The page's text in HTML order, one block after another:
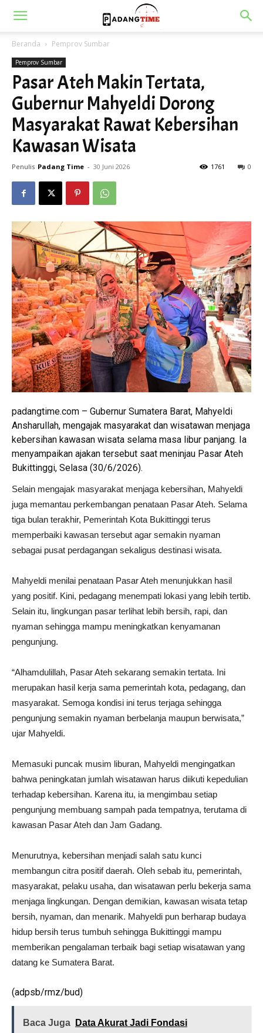
Beranda Pemprov Sumbar
Pemprov Sumbar
Pasar Ateh Makin Tertata,
Gubernur Mahyeldi Dorong
Masyarakat Rawat Kebersihan
Kawasan Wisata
Penulis Padang Time - 30 Juni 2026 0
1761
padangtime.com – Gubernur Sumatera Barat, Mahyeldi
Ansharullah, mengajak masyarakat dan wisatawan menjaga
kebersihan kawasan wisata selama masa libur panjang. Ia
menyampaikan ajakan tersebut saat meninjau Pasar Ateh
Bukittinggi, Selasa (30/6/2026).
Selain mengajak masyarakat menjaga kebersihan, Mahyeldi
juga memantau perkembangan penataan Pasar Ateh. Selama
tiga bulan terakhir, Pemerintah Kota Bukittinggi terus
memperbaiki kawasan tersebut agar semakin nyaman
sebagai pusat perdagangan sekaligus destinasi wisata.
Mahyeldi menilai penataan Pasar Ateh menunjukkan hasil
yang positif. Kini, pedagang menempati lokasi yang lebih tertib.
Selain itu, lingkungan pasar terlihat lebih bersih, rapi, dan
nyaman sehingga mampu meningkatkan kenyamanan
pengunjung.
“Alhamdulillah, Pasar Ateh sekarang semakin tertata. Ini
merupakan hasil kerja sama pemerintah kota, pedagang, dan
masyarakat. Semoga kondisi ini terus terjaga sehingga
pengunjung semakin nyaman berbelanja maupun berwisata,”
ujar Mahyeldi.
Memasuki puncak musim liburan, Mahyeldi mengingatkan
bahwa peningkatan jumlah wisatawan harus diikuti kepedulian
terhadap kebersihan. Karena itu, ia mengimbau setiap
pengunjung membuang sampah pada tempatnya, terutama di
kawasan Pasar Ateh dan Jam Gadang.
Menurutnya, kebersihan menjadi salah satu kunci
membangun citra positif daerah. Oleh sebab itu, pemerintah,
masyarakat, pelaku usaha, dan wisatawan perlu bekerja sama
menjaga lingkungan. Dengan demikian, kawasan wisata tetap
bersih, nyaman, dan menarik. Mahyeldi pun berharap budaya
hidup bersih terus tumbuh sehingga Bukittinggi mampu
memberikan pengalaman terbaik bagi setiap wisatawan yang
datang ke Sumatera Barat.
(adpsb/rmz/bud)
Baca Juga
Data Akurat Jadi Fondasi